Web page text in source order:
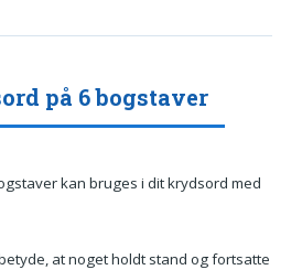
på 6 bogstaver
kan bruges i dit krydsord med
at noget holdt stand og fortsatte